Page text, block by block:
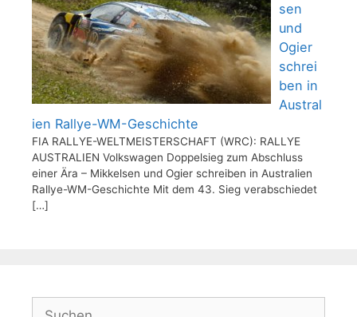
sen
und
Ogier
schrei
ben in
Austral
ien Rallye-WM-Geschichte
FIA RALLYE-WELTMEISTERSCHAFT (WRC): RALLYE
AUSTRALIEN Volkswagen Doppelsieg zum Abschluss
einer Ära – Mikkelsen und Ogier schreiben in Australien
Rallye-WM-Geschichte Mit dem 43. Sieg verabschiedet
[…]
Suchen